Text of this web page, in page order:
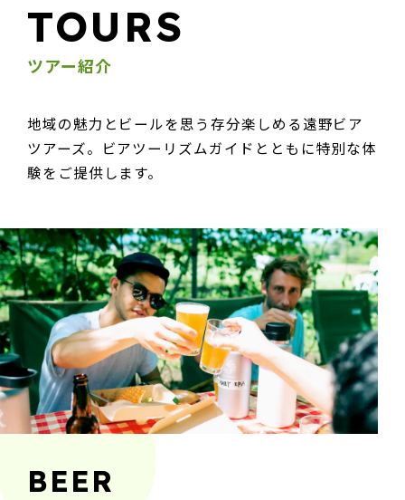
TOURS
ツアー紹介
地域の魅力とビールを思う存分楽しめる遠野ビア
ツアーズ。ビアツーリズムガイドとともに特別な体
験をご提供します。
BEER